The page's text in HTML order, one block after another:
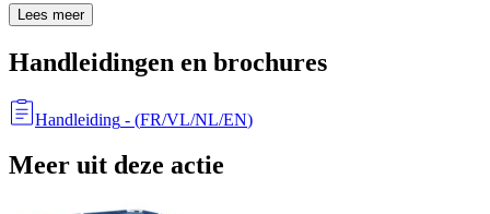
Lees meer
Handleidingen en brochures
Handleiding - (FR/VL/NL/EN)
Meer uit deze actie